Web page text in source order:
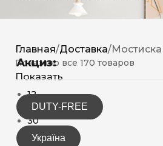
Акциз:
DUTY-FREE
Україна
Главная/Доставка/Мостиска
Показано все 170 товаров
Показать
12
15
30